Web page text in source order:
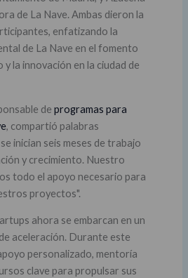
de La Nave. Ambas dieron la
enfatizando la
de La Nave en el fomento
y la innovación en la ciudad de
de programas para
, compartió palabras
inician seis meses de trabajo
y crecimiento. Nuestro
todo el apoyo necesario para
proyectos".
ahora se embarcan en un
aceleración. Durante este
personalizado, mentoría
clave para propulsar sus